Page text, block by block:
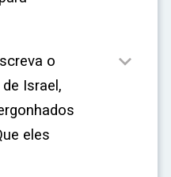
o
Israel,
eles
